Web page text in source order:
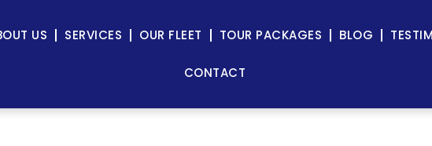
US SERVICES OUR FLEET TOUR PACKAGES BLOG
CONTACT